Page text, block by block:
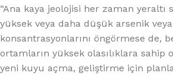
“Ana kaya jeolojisi her zaman yeraltı
yüksek veya daha düşük arsenik
konsantrasyonlarını öngörmese de,
ortamların yüksek olasılıklara sahip
yeni kuyu açma, geliştirme için